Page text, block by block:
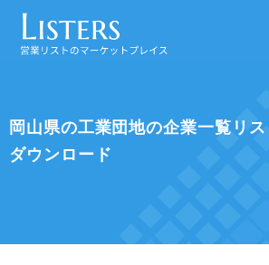
岡山県の工業団地の企業一覧リス
ダウンロード